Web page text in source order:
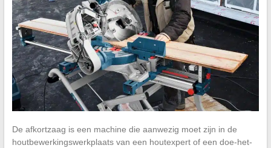
De afkortzaag is een machine die aanwezig moet zijn in de
houtbewerkingswerkplaats van een houtexpert of een doe-het-